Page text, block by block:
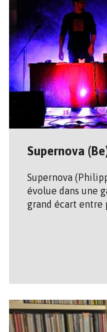
Supernova
Supernova
évolue dans une
grand écart entre